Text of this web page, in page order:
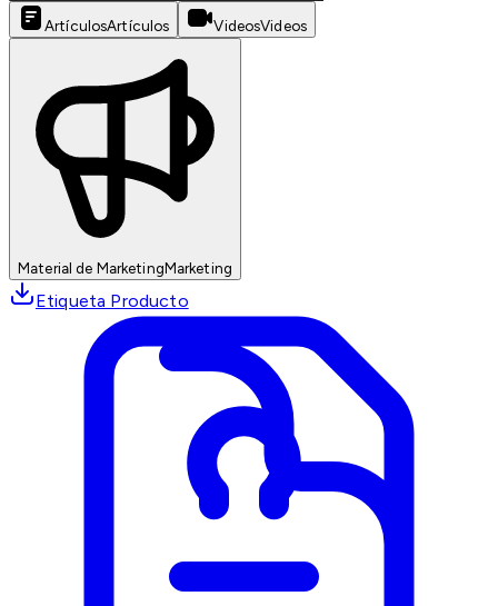
ArtículosArtículos VideosVideos
Material de MarketingMarketing
Etiqueta Producto